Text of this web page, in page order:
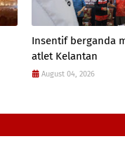
Insentif berganda
atlet Kelantan
August 04, 2026